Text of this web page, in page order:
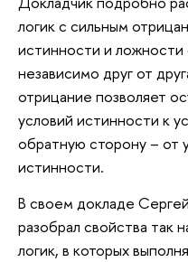
логик с сильным
истинности и
независимо друг от
отрицание позволяет
условий истинности к
обратную сторону – от
истинности.
В своем докладе
разобрал свойства так
логик, в которых